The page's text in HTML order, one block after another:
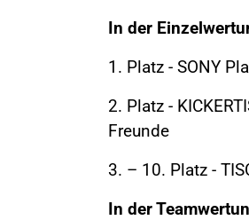
In der
1. Platz - SONY
2. Platz -
Freunde
3. – 10. Platz -
In der